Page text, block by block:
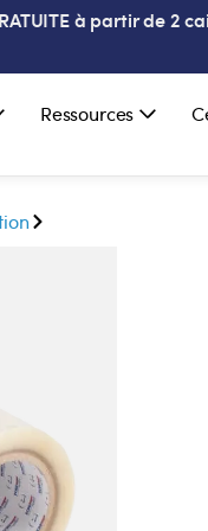
à partir de 2
Ressources